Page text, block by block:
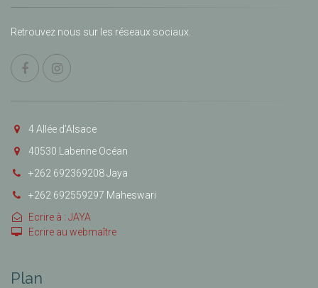
Retrouvez nous sur les réseaux sociaux.
4 Allée d’Alsace
40530 Labenne Océan
+262 692369208 Jaya
+262 692559297 Maheswari
Ecrire à : JAYA
Ecrire au webmaître
Plan